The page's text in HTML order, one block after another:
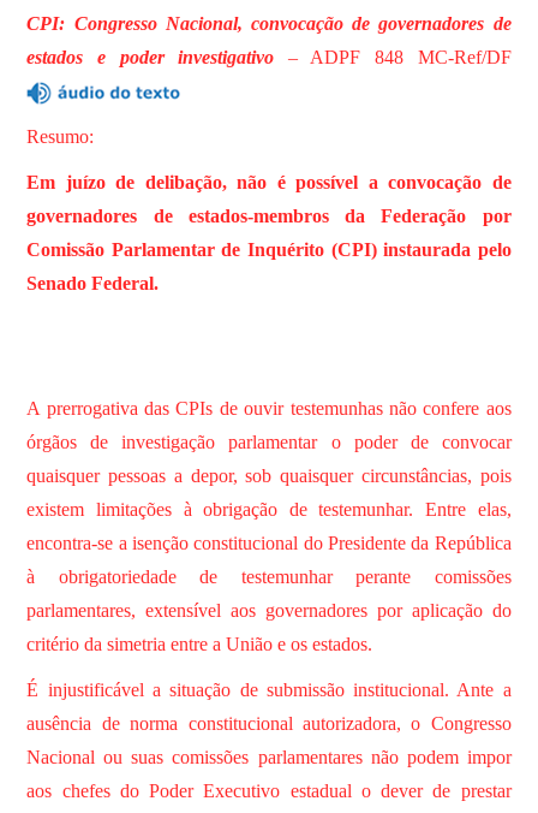
CPI: Congresso Nacional, convocação de governadores de
estados e poder investigativo – ADPF 848 MC-Ref/DF
Resumo:
Em juízo de delibação, não é possível a convocação de
governadores de estados-membros da Federação por
Comissão Parlamentar de Inquérito (CPI) instaurada pelo
Senado Federal.
A prerrogativa das CPIs de ouvir testemunhas não confere aos
órgãos de investigação parlamentar o poder de convocar
quaisquer pessoas a depor, sob quaisquer circunstâncias, pois
existem limitações à obrigação de testemunhar. Entre elas,
encontra-se a isenção constitucional do Presidente da República
à obrigatoriedade de testemunhar perante comissões
parlamentares, extensível aos governadores por aplicação do
critério da simetria entre a União e os estados.
É injustificável a situação de submissão institucional. Ante a
ausência de norma constitucional autorizadora, o Congresso
Nacional ou suas comissões parlamentares não podem impor
aos chefes do Poder Executivo estadual o dever de prestar